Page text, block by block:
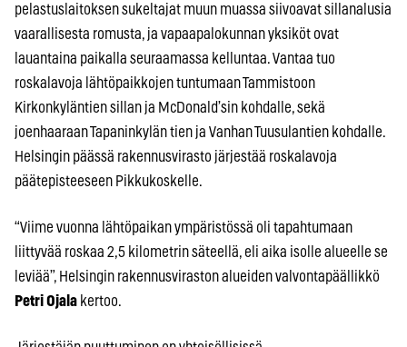
pelastuslaitoksen sukeltajat muun muassa siivoavat sillanalusia
vaarallisesta romusta, ja vapaapalokunnan yksiköt ovat
lauantaina paikalla seuraamassa kelluntaa. Vantaa tuo
roskalavoja lähtöpaikkojen tuntumaan Tammistoon
Kirkonkyläntien sillan ja McDonald’sin kohdalle, sekä
joenhaaraan Tapaninkylän tien ja Vanhan Tuusulantien kohdalle.
Helsingin päässä rakennusvirasto järjestää roskalavoja
päätepisteeseen Pikkukoskelle.
“Viime vuonna lähtöpaikan ympäristössä oli tapahtumaan
liittyvää roskaa 2,5 kilometrin säteellä, eli aika isolle alueelle se
leviää”, Helsingin rakennusviraston alueiden valvontapäällikkö
Petri Ojala kertoo.